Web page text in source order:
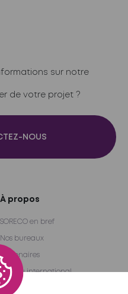
sur notre
de votre projet ?
NOUS
À propos
SORECO en bref
Nos bureaux
Partenaires
Réseau international
Become a partner